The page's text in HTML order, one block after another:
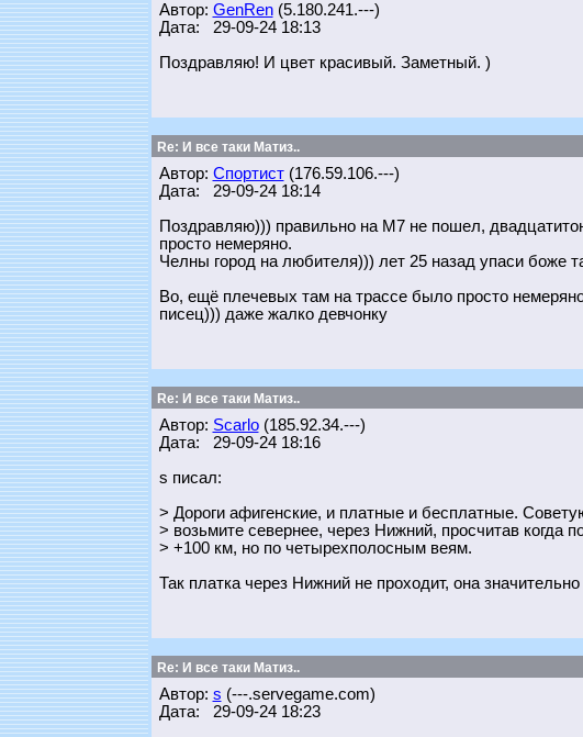
Автор: GenRen(5.180.241.---)
Дата: 29-09-24 18:13
Поздравляю! И цвет красивый. Заметный. )
Re: И все таки Матиз..
Автор: Спортист(176.59.106.---)
Дата: 29-09-24 18:14
Поздравляю))) правильно на М7 не пошел,
просто немеряно.
Челны город на любителя))) лет 25 назад упаси боже
Во, ещё плечевых там на трассе было просто
писец))) даже жалко девчонку
Re: И все таки Матиз..
Автор: Scarlo(185.92.34.---)
Дата: 29-09-24 18:16
s писал:
> Дороги афигенские, и платные и бесплатные.
> возьмите севернее, через Нижний, просчитав когда
> +100 км, но по четырехполосным веям.
Так платка через Нижний не проходит, она
Re: И все таки Матиз..
Автор: s (---.servegame.com)
Дата: 29-09-24 18:23